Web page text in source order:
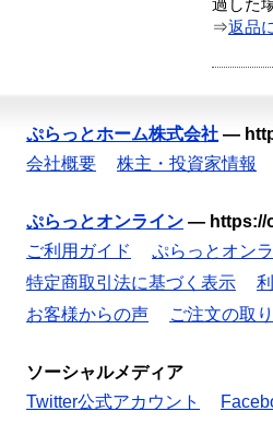
過した
⇒返品
ぷらっとホーム株式会社 —
会社概要
株主・投資家情報
ぷらっとオンライン — https://
ご利用ガイド
ぷらっとオン
特定商取引法に基づく表示
お客様からの声
ご注文の取
ソーシャルメディア
Twitter公式アカウント